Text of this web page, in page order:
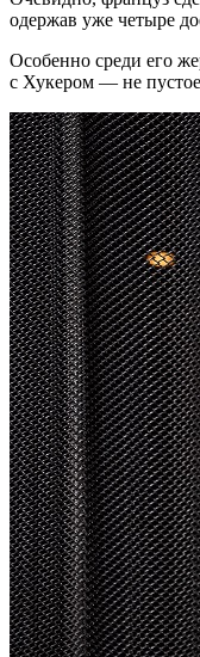
одержав уже четыре
Особенно среди его
с Хукером — не